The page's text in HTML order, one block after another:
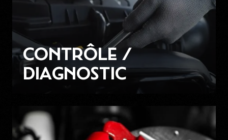
CONTRÔLE /
DIAGNOSTIC